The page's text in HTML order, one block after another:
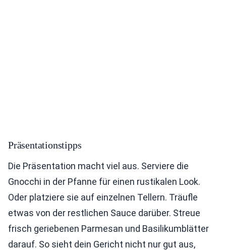
Präsentationstipps
Die Präsentation macht viel aus. Serviere die
Gnocchi in der Pfanne für einen rustikalen Look.
Oder platziere sie auf einzelnen Tellern. Träufle
etwas von der restlichen Sauce darüber. Streue
frisch geriebenen Parmesan und Basilikumblätter
darauf. So sieht dein Gericht nicht nur gut aus,